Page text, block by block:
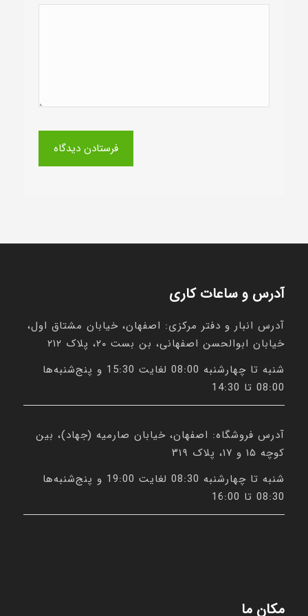
آدرس و ساعات کاری
آدرس انبار و دفتر مرکزی: اصفهان، خیابان مشتاق اول،
خیابان ابوالحسن اصفهانی، بن بست ۲۰، پلاک ۲۱۲
شنبه تا چهارشنبه 08:00 لغایت 15:30 و پنج‌شنبه‌ها
08:00 تا 14:30
آدرس فروشگاه: اصفهان، خیابان صارمیه (جهاد)، بین
کوچه ۱۵ و ۱۷، پلاک ۳۱۹
شنبه تا چهارشنبه 08:30 لغایت 19:00 و پنج‌شنبه‌ها
08:30 تا 16:00
مکان ما